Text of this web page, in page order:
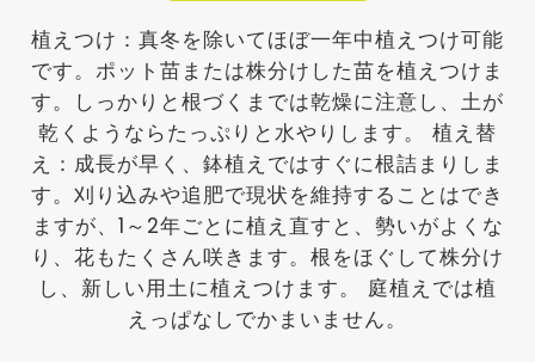
植えつけ：真冬を除いてほぼ一年中植えつけ可能
です。ポット苗または株分けした苗を植えつけま
す。しっかりと根づくまでは乾燥に注意し、土が
乾くようならたっぷりと水やりします。 植え替
え：成長が早く、鉢植えではすぐに根詰まりしま
す。刈り込みや追肥で現状を維持することはでき
ますが、1～2年ごとに植え直すと、勢いがよくな
り、花もたくさん咲きます。根をほぐして株分け
し、新しい用土に植えつけます。 庭植えでは植
えっぱなしでかまいません。